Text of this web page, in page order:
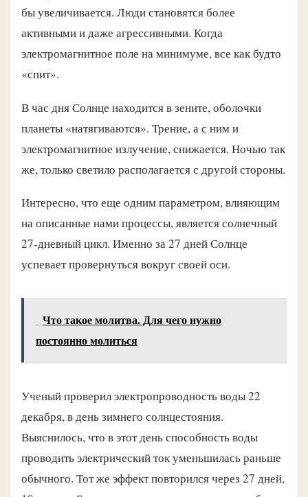
бы увеличивается. Люди становятся более
активными и даже агрессивными. Когда
электромагнитное поле на минимуме, все как будто
«спит».
В час дня Солнце находится в зените, оболочки
планеты «натягиваются». Трение, а с ним и
электромагнитное излучение, снижается. Ночью так
же, только светило располагается с другой стороны.
Интересно, что еще одним параметром, влияющим
на описанные нами процессы, является солнечный
27-дневный цикл. Именно за 27 дней Солнце
успевает провернуться вокруг своей оси.
Что такое молитва. Для чего нужно
постоянно молиться
Ученый проверил электропроводность воды 22
декабря, в день зимнего солнцестояния.
Выяснилось, что в этот день способность воды
проводить электрический ток уменьшилась раньше
обычного. Тот же эффект повторился через 27 дней,